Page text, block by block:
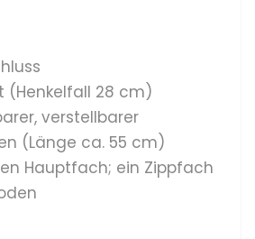
(Henkelfall 28 cm)
verstellbarer
(Länge ca. 55 cm)
Hauptfach; ein Zippfach